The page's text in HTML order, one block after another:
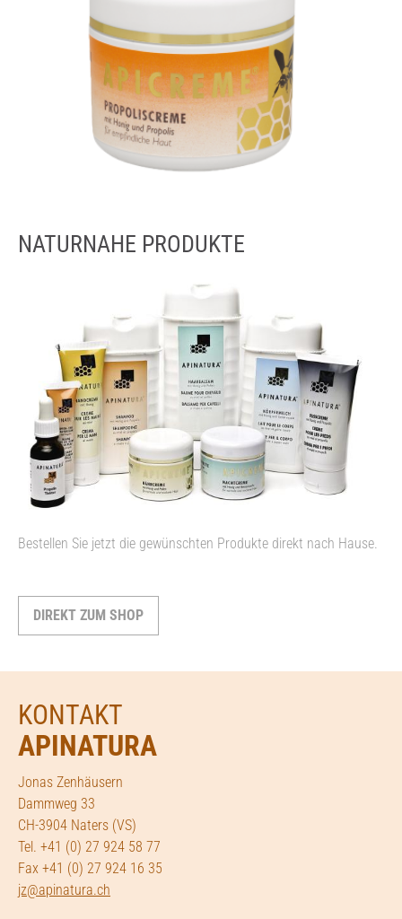
NATURNAHE PRODUKTE
Bestellen Sie jetzt die gewünschten Produkte direkt nach Hause.
DIREKT ZUM SHOP
KONTAKT
APINATURA
Jonas Zenhäusern
Dammweg 33
CH-3904 Naters (VS)
Tel. +41 (0) 27 924 58 77
Fax +41 (0) 27 924 16 35
jz@apinatura.ch